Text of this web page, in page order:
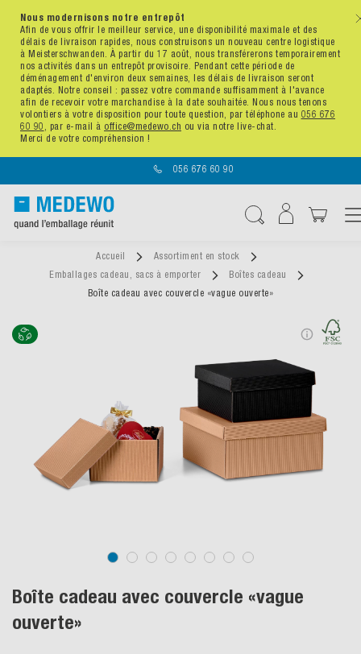
x
Nous modernisons notre entrepôt
Afin de vous offrir le meilleur service, une disponibilité maximale et des
délais de livraison rapides, nous construisons un nouveau centre logistique
à Meisterschwanden. À partir du 17 août, nous transférerons temporairement
nos activités dans un entrepôt provisoire. Pendant cette période de
déménagement d'environ deux semaines, les délais de livraison seront
adaptés. Notre conseil : passez votre commande suffisamment à l'avance
afin de recevoir votre marchandise à la date souhaitée. Nous nous tenons
volontiers à votre disposition pour toute question, par téléphone au 056 676
60 90 , par e-mail à office@medewo.ch ou via notre live-chat.
Merci de votre compréhension !
056 676 60 90
Accueil
Assortiment en stock
Emballages cadeau, sacs à emporter
Boîtes cadeau
Boîte cadeau avec couvercle «vague ouverte»
Boîte cadeau avec couvercle «vague
ouverte»